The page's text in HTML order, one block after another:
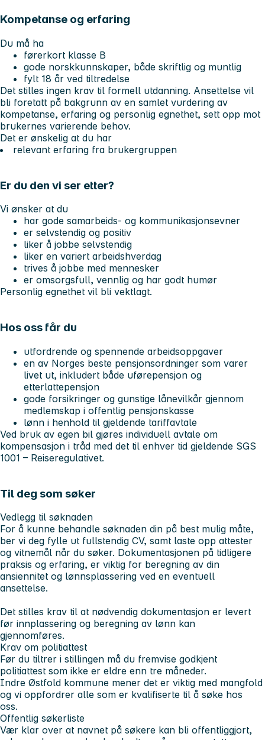
Kompetanse og erfaring
Du må ha
førerkort klasse B
gode norskkunnskaper, både skriftlig og muntlig
fylt 18 år ved tiltredelse
Det stilles ingen krav til formell utdanning. Ansettelse vil
bli foretatt på bakgrunn av en samlet vurdering av
kompetanse, erfaring og personlig egnethet, sett opp mot
brukernes varierende behov.
Det er ønskelig at du har
relevant erfaring fra brukergruppen
Er du den vi ser etter?
Vi ønsker at du
har gode samarbeids- og kommunikasjonsevner
er selvstendig og positiv
liker å jobbe selvstendig
liker en variert arbeidshverdag
trives å jobbe med mennesker
er omsorgsfull, vennlig og har godt humør
Personlig egnethet vil bli vektlagt.
Hos oss får du
utfordrende og spennende arbeidsoppgaver
en av Norges beste pensjonsordninger som varer
livet ut, inkludert både uførepensjon og
etterlattepensjon
gode forsikringer og gunstige lånevilkår gjennom
medlemskap i offentlig pensjonskasse
lønn i henhold til gjeldende tariffavtale
Ved bruk av egen bil gjøres individuell avtale om
kompensasjon i tråd med det til enhver tid gjeldende SGS
1001 – Reiseregulativet.
Til deg som søker
Vedlegg til søknaden
For å kunne behandle søknaden din på best mulig måte,
ber vi deg fylle ut fullstendig CV, samt laste opp attester
og vitnemål når du søker. Dokumentasjonen på tidligere
praksis og erfaring, er viktig for beregning av din
ansiennitet og lønnsplassering ved en eventuell
ansettelse.
Det stilles krav til at nødvendig dokumentasjon er levert
før innplassering og beregning av lønn kan
gjennomføres.
Krav om politiattest
Før du tiltrer i stillingen må du fremvise godkjent
politiattest som ikke er eldre enn tre måneder.
Indre Østfold kommune mener det er viktig med mangfold
og vi oppfordrer alle som er kvalifiserte til å søke hos
oss.
Offentlig søkerliste
Vær klar over at navnet på søkere kan bli offentliggjort,